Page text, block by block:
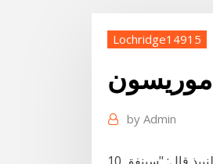
Lochridge14915
موريسون
by Admin